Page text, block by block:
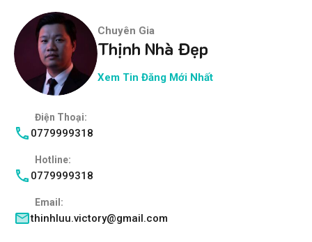
Chuyên Gia
Thịnh Nhà Đẹp
Xem Tin Đăng Mới Nhất
Điện Thoại:
0779999318
Hotline:
0779999318
Email:
thinhluu.victory@gmail.com